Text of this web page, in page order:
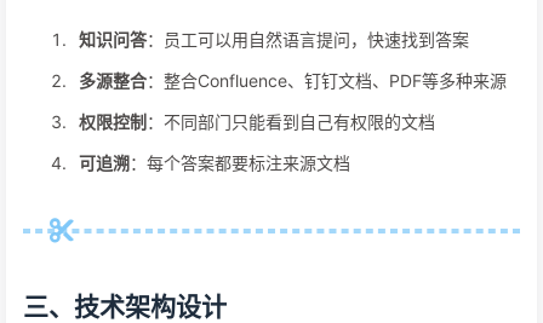
知识问答：员工可以用自然语言提问，快速找到答案
多源整合：整合Confluence、钉钉文档、PDF等多种来源
权限控制 ：不同部门只能看到自己有权限的文档
可追溯：每个答案都要标注来源文档
三、技术架构设计